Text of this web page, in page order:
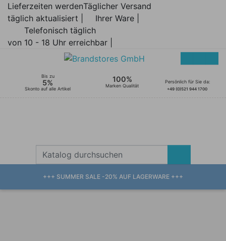
Lieferzeiten werden
täglich aktualisiert |
Täglicher Versand
Ihrer Ware |
Telefonisch täglich
von 10 - 18 Uhr erreichbar |
Bis zu
5%
Skonto auf alle Artikel
100%
Marken Qualität
Persönlich für Sie da:
+49 (0)521 944 1700
+++ SUMMER SALE -20% AUF LAGERWARE +++